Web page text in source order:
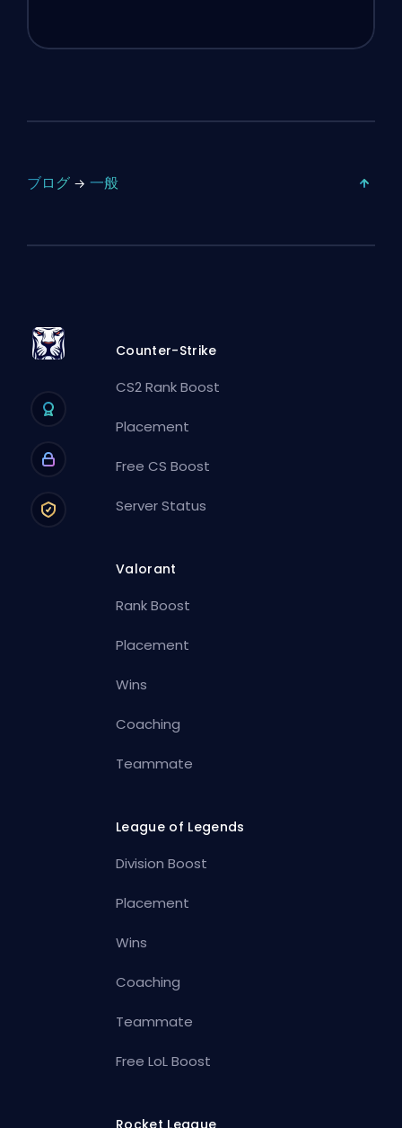
ブログ 一般
Counter-Strike
CS2 Rank Boost
Placement
Free CS Boost
Server Status
Valorant
Rank Boost
Placement
Wins
Coaching
Teammate
League of Legends
Division Boost
Placement
Wins
Coaching
Teammate
Free LoL Boost
Rocket League